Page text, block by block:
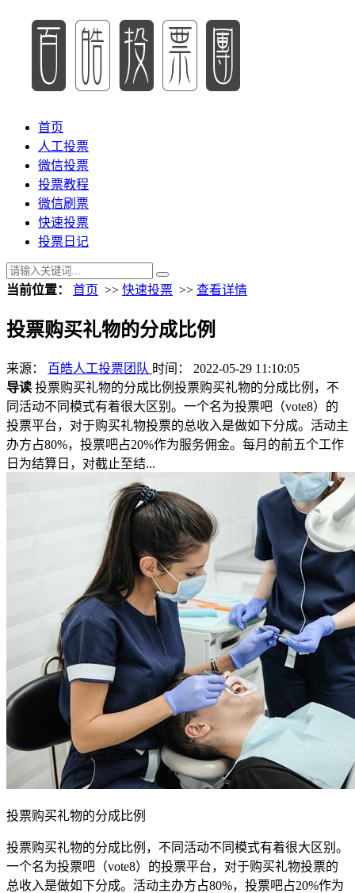
首页
人工投票
微信投票
投票教程
微信刷票
快速投票
投票日记
当前位置： 首页 >> 快速投票 >> 查看详情
投票购买礼物的分成比例
来源： 百皓人工投票团队 时间： 2022-05-29 11:10:05
导读 投票购买礼物的分成比例投票购买礼物的分成比例，不
同活动不同模式有着很大区别。一个名为投票吧（vote8）的
投票平台，对于购买礼物投票的总收入是做如下分成。活动主
办方占80%，投票吧占20%作为服务佣金。每月的前五个工作
日为结算日，对截止至结...
投票购买礼物的分成比例
投票购买礼物的分成比例，不同活动不同模式有着很大区别。
一个名为投票吧（vote8）的投票平台，对于购买礼物投票的
总收入是做如下分成。活动主办方占80%，投票吧占20%作为